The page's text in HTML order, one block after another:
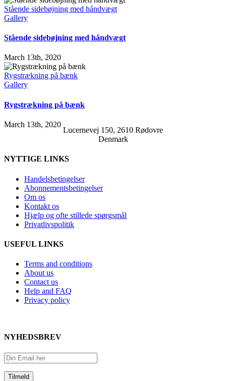
Stående sidebøjning med håndvægt
Gallery
Stående sidebøjning med håndvægt
March 13th, 2020
Rygstrækning på bænk
Gallery
Rygstrækning på bænk
March 13th, 2020
Lucernevej 150, 2610 Rødovre
Denmark
NYTTIGE LINKS
Handelsbetingelser
Abonnementsbetingelser
Om os
Kontakt os
Hjælp og ofte stillede spørgsmål
Privatlivspolitik
USEFUL LINKS
Terms and conditions
About us
Contact us
Help and FAQ
Privacy policy
NYHEDSBREV